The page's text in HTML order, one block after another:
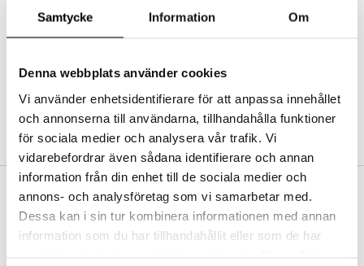
Samtycke Information Om
Denna webbplats använder cookies
Vi använder enhetsidentifierare för att anpassa innehållet
och annonserna till användarna, tillhandahålla funktioner
för sociala medier och analysera vår trafik. Vi
vidarebefordrar även sådana identifierare och annan
information från din enhet till de sociala medier och
annons- och analysföretag som vi samarbetar med.
Dessa kan i sin tur kombinera informationen med annan
information som du har tillhandahållit eller som de har
Abonnemang
Bevaka produkter
Recensera produkter
SKAPA KUND
VAD KOSTAR FRAKTEN?
Vi erbjuder fri frakt från 350 kr. Vår gräns för fraktfri leverans bestäms
utifån vilken avdelning du handlar från. Läs mer här »